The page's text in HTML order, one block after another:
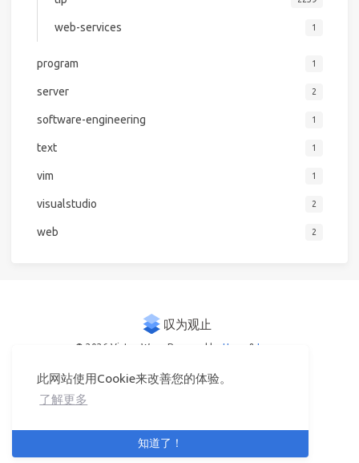
此网站使用Cookie来改善您的体验。
了解更多
知道了！
web-services 1
program 1
server 2
software-engineering 1
text 1
vim 1
visualstudio 2
web 2
© 2026 Victor Woo Powered by Hexo & Icarus